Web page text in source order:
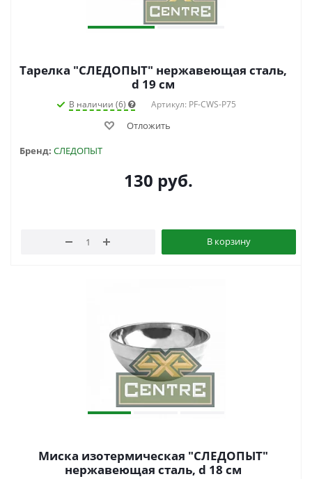
Тарелка "СЛЕДОПЫТ" нержавеющая сталь,
d 19 см
В наличии (6) Артикул: PF-CWS-P75
Отложить
Бренд: СЛЕДОПЫТ
130 руб.
В корзину
Миска изотермическая "СЛЕДОПЫТ"
нержавеющая сталь, d 18 см